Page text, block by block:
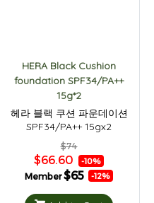
HERA Black Cushion
foundation SPF34/PA++
15g*2
헤라 블랙 쿠션 파운데이션
SPF34/PA++ 15gx2
$74
$66.60 -10%
Member$65 -12%